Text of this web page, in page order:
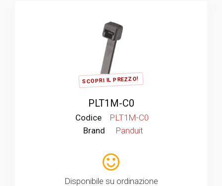
SCOPRI IL PREZZO!
PLT1M-C0
Codice
PLT1M-C0
Brand
Panduit
Disponibile su ordinazione